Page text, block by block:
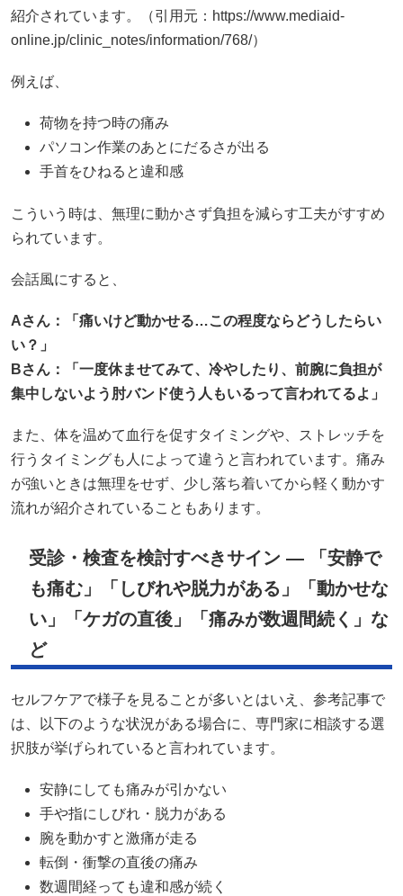
紹介されています。（引用元：https://www.mediaid-
online.jp/clinic_notes/information/768/）
例えば、
荷物を持つ時の痛み
パソコン作業のあとにだるさが出る
手首をひねると違和感
こういう時は、無理に動かさず負担を減らす工夫がすすめ
られています。
会話風にすると、
Aさん：「痛いけど動かせる…この程度ならどうしたらい
い？」
Bさん：「一度休ませてみて、冷やしたり、前腕に負担が
集中しないよう肘バンド使う人もいるって言われてるよ」
また、体を温めて血行を促すタイミングや、ストレッチを
行うタイミングも人によって違うと言われています。痛み
が強いときは無理をせず、少し落ち着いてから軽く動かす
流れが紹介されていることもあります。
受診・検査を検討すべきサイン — 「安静で
も痛む」「しびれや脱力がある」「動かせな
い」「ケガの直後」「痛みが数週間続く」な
ど
セルフケアで様子を見ることが多いとはいえ、参考記事で
は、以下のような状況がある場合に、専門家に相談する選
択肢が挙げられていると言われています。
安静にしても痛みが引かない
手や指にしびれ・脱力がある
腕を動かすと激痛が走る
転倒・衝撃の直後の痛み
数週間経っても違和感が続く